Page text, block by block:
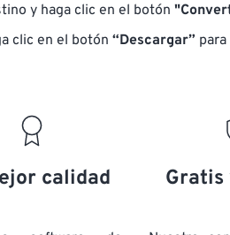
y haga clic en el botón
clic en el botón “Descargar”
calidad Gratis